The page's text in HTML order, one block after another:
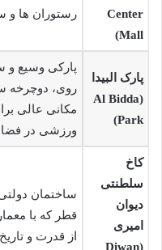
Center
Mall)
رستوران ها و
پارک البیدا
(Al Bidda
Park)
پارکی وسیع و
روی، دوچرخه
مکانی عالی
ورزشی در
کاخ
سلطنتی
دیوان
امیری
(Diwan
ساختمان
قطر که با
از قدرت و